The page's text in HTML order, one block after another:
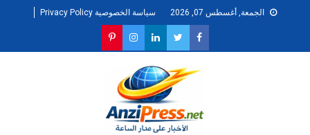
الجمعة, أغسطس 07, 2026 سياسة الخصوصية Privacy Policy